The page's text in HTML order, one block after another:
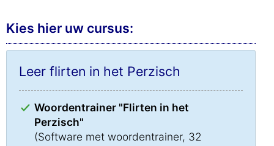
Kies hier uw cursus:
Leer flirten in het Perzisch
Woordentrainer "Flirten in het
Perzisch"
(Software met woordentrainer, 32